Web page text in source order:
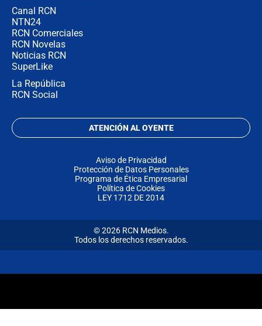
Canal RCN
NTN24
RCN Comerciales
RCN Novelas
Noticias RCN
SuperLike
La República
RCN Social
ATENCIÓN AL OYENTE
Aviso de Privacidad
Protección de Datos Personales
Programa de Ética Empresarial
Política de Cookies
LEY 1712 DE 2014
© 2026 RCN Medios.
Todos los derechos reservados.